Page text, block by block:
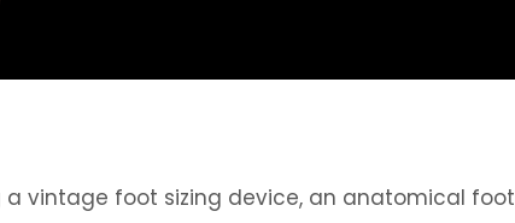
a vintage foot sizing device, an anatomical foot